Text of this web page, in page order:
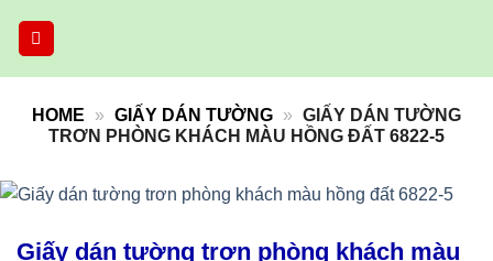
HOME » GIẤY DÁN TƯỜNG » GIẤY DÁN TƯỜNG
TRƠN PHÒNG KHÁCH MÀU HỒNG ĐẤT 6822-5
Giấy dán tường trơn phòng khách màu